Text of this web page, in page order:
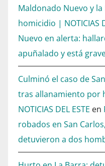
Maldonado Nuevo y
homicidio | NOTICIAS
Nuevo en alerta:
apuñalado y está
Culminó el caso de
tras allanamiento por
NOTICIAS DEL ESTE en
robados en San
detuvieron a dos